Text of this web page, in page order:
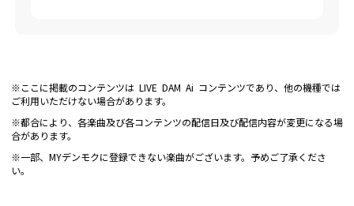
※ここに掲載のコンテンツは LIVE DAM Ai コンテンツであり、他の機種では
ご利用いただけない場合があります。
※都合により、各楽曲及び各コンテンツの配信日及び配信内容が変更になる場
合があります。
※一部、MYデンモクに登録できない楽曲がございます。予めご了承くださ
い。